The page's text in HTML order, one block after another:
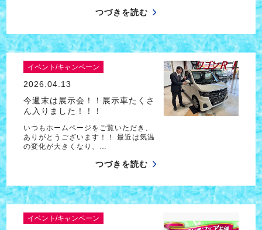
つづきを読む
イベント/キャンペーン
2026.04.13
今週末は展示会！！展示車たくさ
ん入りました！！！
いつもホームページをご覧いただき、
ありがとうございます！！ 最近は気温
の変化が大きくなり、…
つづきを読む
イベント/キャンペーン